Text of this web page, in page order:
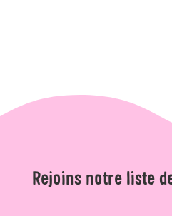
Rejoins notre liste